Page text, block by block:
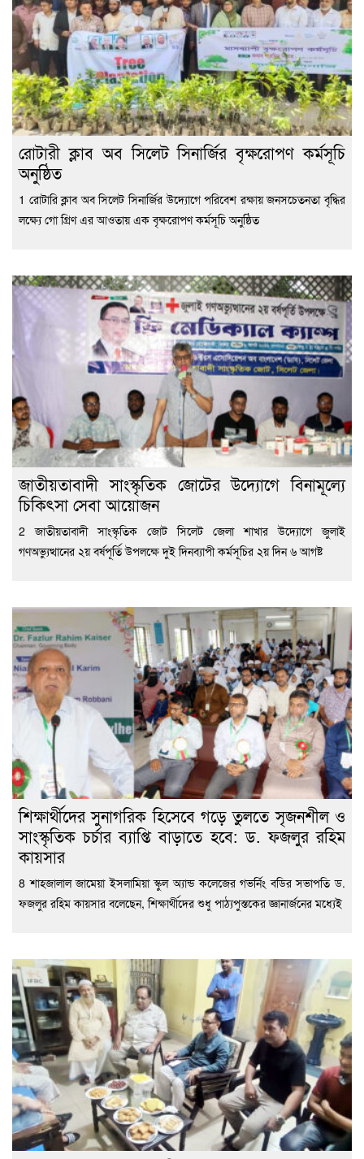
রোটারী ক্লাব অব সিলেট সিনার্জির বৃক্ষরোপণ কর্মসূচি
অনুষ্ঠিত
1 রোটারি ক্লাব অব সিলেট সিনার্জির উদ্যোগে পরিবেশ রক্ষায় জনসচেতনতা বৃদ্ধির
লক্ষ্যে গো গ্রিণ এর আওতায় এক বৃক্ষরোপণ কর্মসূচি অনুষ্ঠিত
জাতীয়তাবাদী সাংস্কৃতিক জোটের উদ্যোগে বিনামূল্যে
চিকিৎসা সেবা আয়োজন
2 জাতীয়তাবাদী সাংস্কৃতিক জোট সিলেট জেলা শাখার উদ্যোগে জুলাই
গণঅভ্যুত্থানের ২য় বর্ষপূর্তি উপলক্ষে দুই দিনব্যাপী কর্মসূচির ২য় দিন ৬ আগষ্ট
শিক্ষার্থীদের সুনাগরিক হিসেবে গড়ে তুলতে সৃজনশীল ও
সাংস্কৃতিক চর্চার ব্যাপ্তি বাড়াতে হবে: ড. ফজলুর রহিম
কায়সার
8 শাহজালাল জামেয়া ইসলামিয়া স্কুল অ্যান্ড কলেজের গভর্নিং বডির সভাপতি ড.
ফজলুর রহিম কায়সার বলেছেন, শিক্ষার্থীদের শুধু পাঠ্যপুস্তকের জ্ঞানার্জনের মধ্যেই